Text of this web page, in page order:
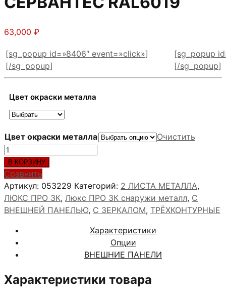
63,000 ₽
[sg_popup id=»8406″ event=»click»]
[/sg_popup]
[sg_popup
[/sg_popup]
Цвет окраски металла
Цвет окраски металла
Очистить
Количество
товара
АРГУС
ЛЮКС
ПРО
3К
RAL6019
В КОРЗИНУ
Сравнить
Артикул: 053229 Категорий: 2 ЛИСТА МЕТАЛЛА,
ЛЮКС ПРО 3К, Люкс ПРО 3К снаружи металл, С
ВНЕШНЕЙ ПАНЕЛЬЮ, С ЗЕРКАЛОМ, ТРЁХКОНТУРНЫЕ
Характеристики
Опции
ВНЕШНИЕ ПАНЕЛИ
Характеристики товара